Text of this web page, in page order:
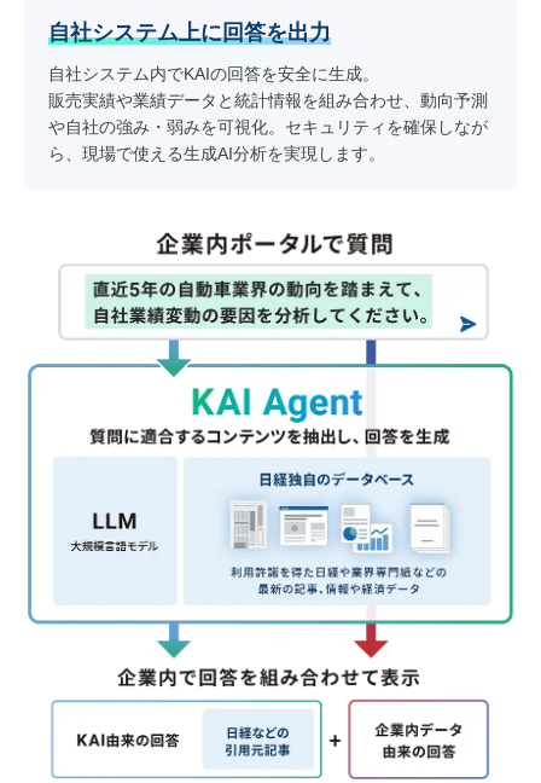
自社システム上に回答を出力
自社システム内でKAIの回答を安全に生成。
販売実績や業績データと統計情報を組み合わせ、動向予測
や自社の強み・弱みを可視化。セキュリティを確保しなが
ら、現場で使える生成AI分析を実現します。